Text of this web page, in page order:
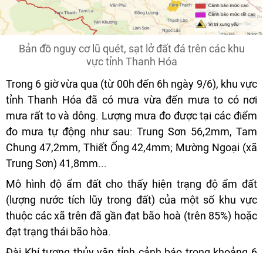
Bản đồ nguy cơ lũ quét, sạt lở đất đá trên các khu
vực tỉnh Thanh Hóa
Trong 6 giờ vừa qua (từ 00h đến 6h ngày 9/6), khu vực
tỉnh Thanh Hóa đã có mưa vừa đến mưa to có nơi
mưa rất to và dông. Lượng mưa đo được tại các điểm
đo mưa tự động như sau: Trung Sơn 56,2mm, Tam
Chung 47,2mm, Thiết Ống 42,4mm; Mường Ngoại (xã
Trung Sơn) 41,8mm...
Mô hình độ ẩm đất cho thấy hiện trạng độ ẩm đất
(lượng nước tích lũy trong đất) của một số khu vực
thuộc các xã trên đã gần đạt bão hoà (trên 85%) hoặc
đạt trạng thái bão hòa.